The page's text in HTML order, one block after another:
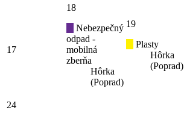
17
18
Nebezpečný
odpad -
mobilná
zberňa
Hôrka
(Poprad)
19
Plasty
Hôrka
(Poprad)
24